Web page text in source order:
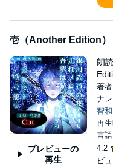
壱（Another Edition）
プレビューの
再生
朗
著者
ナ
智和
再
言
4.2
ビ